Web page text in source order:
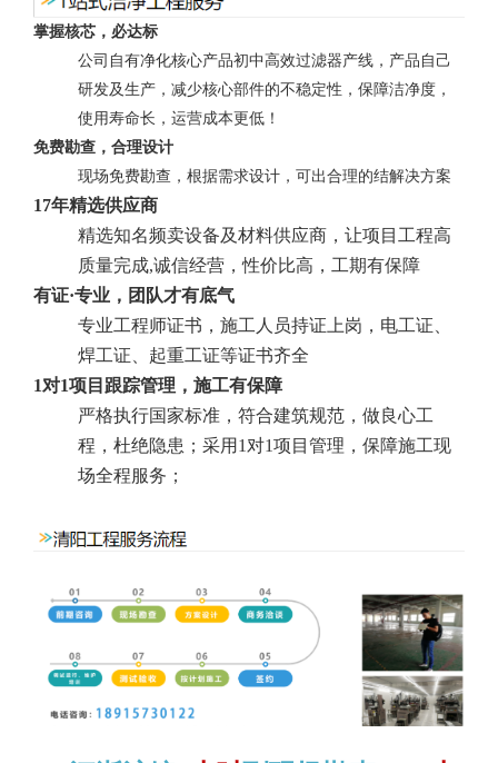
掌握核芯，必达标
公司自有净化核心产品初中高效过滤器产线，产品自己
研发及生产，减少核心部件的不稳定性，保障洁净度，
使用寿命长，运营成本更低！
免费勘查，合理设计
现场免费勘查，根据需求设计，可出合理的结解决方案
17年精选供应商
精选知名频卖设备及材料供应商，让项目工程高
质量完成,诚信经营，性价比高，工期有保障
有证·专业，团队才有底气
专业工程师证书，施工人员持证上岗，电工证、
焊工证、起重工证等证书齐全
1对1项目跟踪管理，施工有保障
严格执行国家标准，符合建筑规范，做良心工
程，杜绝隐患；采用1对1项目管理，保障施工现
场全程服务；